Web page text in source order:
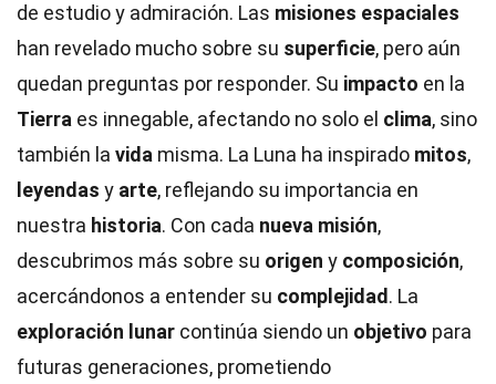
de estudio y admiración. Las misiones espaciales
han revelado mucho sobre su superficie, pero aún
quedan preguntas por responder. Su impacto en la
Tierra es innegable, afectando no solo el clima, sino
también la vida misma. La Luna ha inspirado mitos,
leyendas y arte, reflejando su importancia en
nuestra historia. Con cada nueva misión,
descubrimos más sobre su origen y composición,
acercándonos a entender su complejidad . La
exploración lunar continúa siendo un objetivo para
futuras generaciones, prometiendo